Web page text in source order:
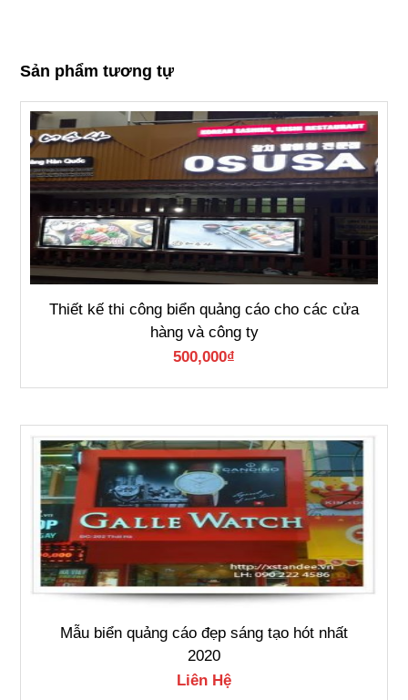
Sản phẩm tương tự
Thiết kế thi công biển quảng cáo cho các cửa
hàng và công ty
500,000₫
Mẫu biển quảng cáo đẹp sáng tạo hót nhất
2020
Liên Hệ